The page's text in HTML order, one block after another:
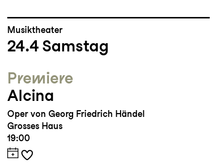
Musiktheater
24.4 Samstag
Premiere
Alcina
Oper von Georg Friedrich Händel
Grosses Haus
19:00